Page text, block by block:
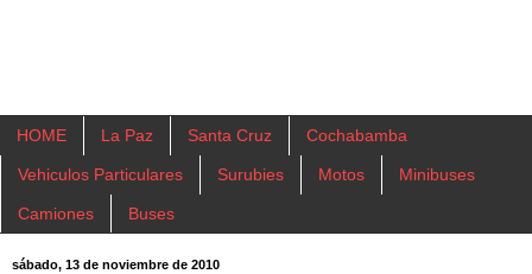
HOME La Paz Santa Cruz Cochabamba
Vehiculos Particulares Surubies Motos Minibuses
Camiones Buses
sábado, 13 de noviembre de 2010